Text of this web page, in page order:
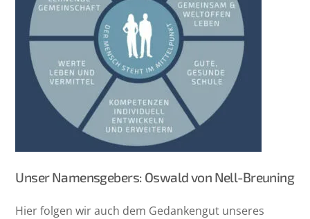
Unser Namensgebers: Oswald von Nell-Breuning
Hier folgen wir auch dem Gedankengut unseres